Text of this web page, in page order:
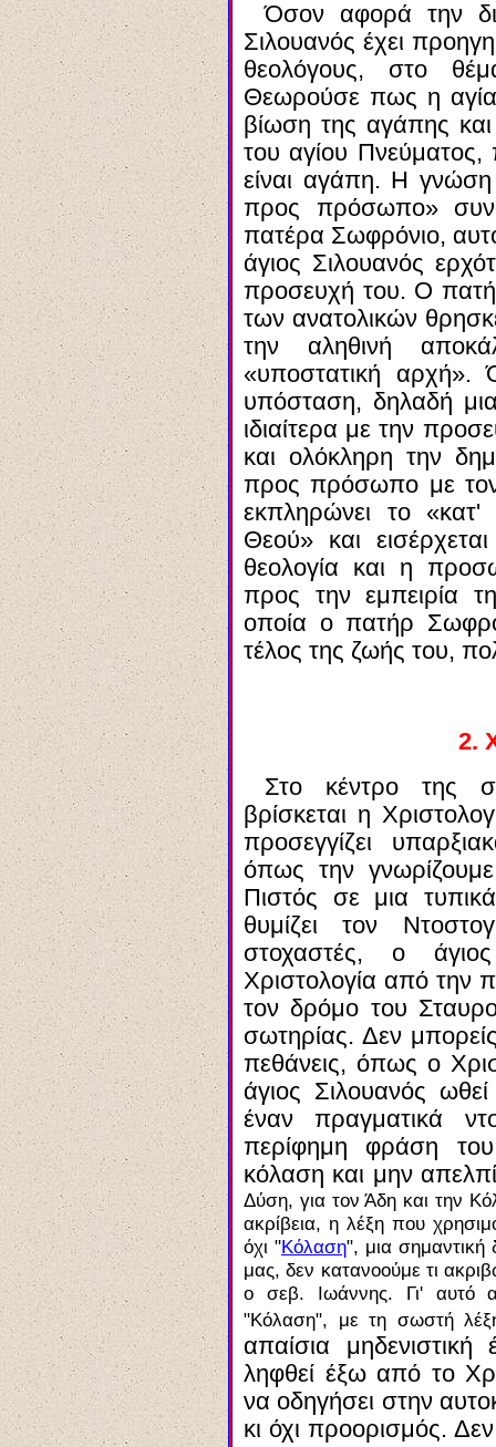
Όσον αφορά την
Σιλουανός έχει
θεολόγους, στο
Θεωρούσε πως η αγία
βίωση της αγάπης
του αγίου
είναι αγάπη. Η
προς πρόσωπο»
πατέρα Σωφρόνιο,
άγιος Σιλουανός
προσευχή του. Ο
των ανατολικών
την αληθινή
«υποστατική αρχή».
υπόσταση, δηλαδή μια
ιδιαίτερα με την
και ολόκληρη την
προς πρόσωπο με
εκπληρώνει το «κατ'
Θεού» και
θεολογία και η
προς την εμπειρία
οποία ο πατήρ
τέλος της ζωής του,
2.
Στο κέντρο της
βρίσκεται η
προσεγγίζει
όπως την
Πιστός σε μια
θυμίζει τον
στοχαστές, ο
Χριστολογία από την
τον δρόμο του
σωτηρίας. Δεν
πεθάνεις, όπως ο
άγιος Σιλουανός
έναν πραγματικά
περίφημη φράση
κόλαση και μην
Δύση, για τον Άδη και την
ακρίβεια, η λέξη που
όχι "Κόλαση", μια
μας, δεν κατανοούμε τι
ο σεβ. Ιωάννης. Γι' αυτό
"Κόλαση", με τη σωστή
απαίσια
ληφθεί έξω από το
να οδηγήσει στην
κι όχι προορισμός.